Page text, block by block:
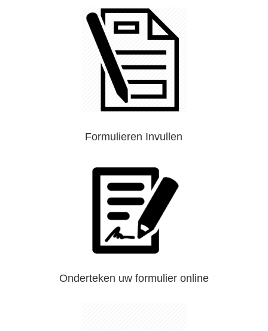
Formulieren Invullen
Onderteken uw formulier online